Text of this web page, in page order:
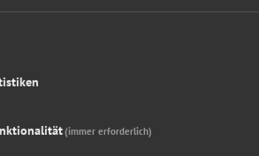
(immer erforderlich)